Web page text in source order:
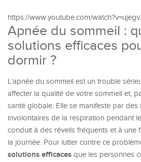
https://www.youtube.com/
Apnée du sommeil :
solutions efficaces
dormir ?
L’apnée du sommeil est un trouble
affecter la qualité de votre sommeil et,
santé globale. Elle se manifeste par des
involontaires de la respiration pendant
conduit à des réveils fréquents et à une
la journée. Pour lutter contre ce
solutions efficaces que les personnes